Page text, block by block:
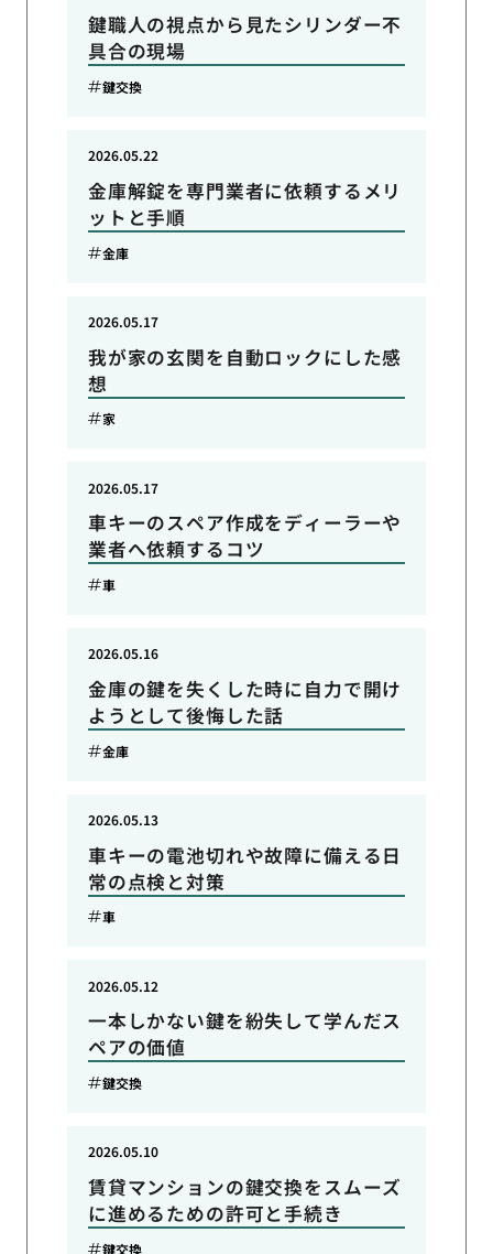
鍵職人の視点から見たシリンダー不
具合の現場
鍵交換
金庫解錠を専門業者に依頼するメリ
ットと手順
2026.05.22
金庫
我が家の玄関を自動ロックにした感
想
2026.05.17
家
車キーのスペア作成をディーラーや
業者へ依頼するコツ
2026.05.17
車
金庫の鍵を失くした時に自力で開け
ようとして後悔した話
2026.05.16
金庫
車キーの電池切れや故障に備える日
常の点検と対策
2026.05.13
車
一本しかない鍵を紛失して学んだス
ペアの価値
2026.05.12
鍵交換
賃貸マンションの鍵交換をスムーズ
に進めるための許可と手続き
2026.05.10
鍵交換